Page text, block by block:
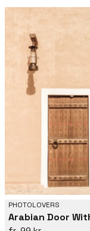
PHOTOLOVERS